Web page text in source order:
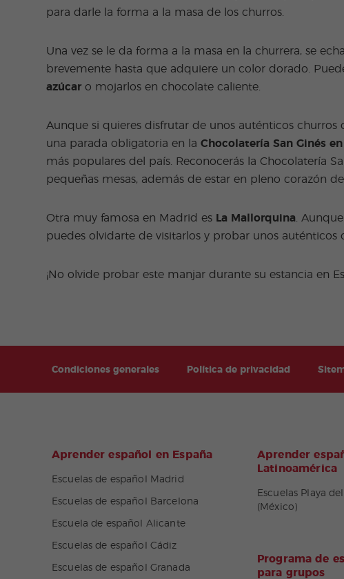
para darle la forma a la masa de los churros.
Una vez se le da forma a la masa en la churrera, se
brevemente hasta que adquiere un color dorado.
azúcar o mojarlos en chocolate caliente.
Aunque si quieres disfrutar de unos auténticos churros
una parada obligatoria en laChocolatería San Ginés
más populares del país. Reconocerás la Chocolatería
pequeñas mesas, además de estar en pleno corazón de
Otra muy famosa en Madrid es La Mallorquina .
puedes olvidarte de visitarlos y probar unos auténticos
¡No olvide probar este manjar durante su estancia en
Condiciones generales Política de privacidad
Aprender español en España
Escuelas de español Madrid
Escuelas de español Barcelona
Escuela de español Alicante
Escuelas de español Cádiz
Escuelas de español Granada
Aprender
Latinoamérica
Escuelas Playa
(México)
Programa de
para grupos